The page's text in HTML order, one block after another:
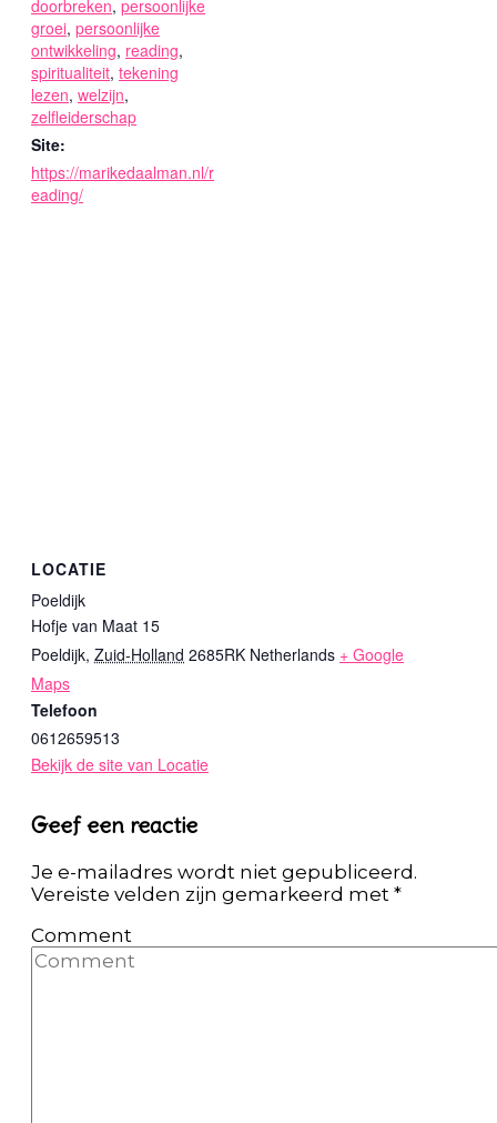
doorbreken, persoonlijke
groei, persoonlijke
ontwikkeling, reading,
spiritualiteit, tekening
lezen, welzijn,
zelfleiderschap
Site:
https://marikedaalman.nl/r
eading/
LOCATIE
Poeldijk
Hofje van Maat 15
Poeldijk, Zuid-Holland 2685RK Netherlands + Google
Maps
Telefoon
0612659513
Bekijk de site van Locatie
Geef een reactie
Je e-mailadres wordt niet gepubliceerd.
Vereiste velden zijn gemarkeerd met *
Comment